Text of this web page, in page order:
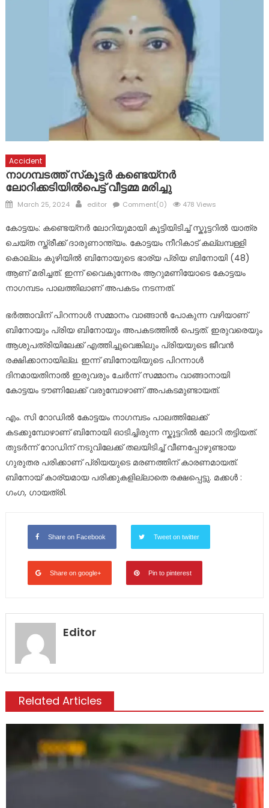
പ്രളയത്തിൽ നാശനഷ്ടങ്ങൾ നേരിട്ട വ്യാപാരികൾക്ക്
സാമ്പത്തിക സഹായ പാക്കേജ് സർക്കാർ തയ്യാറാക്കണം:
സി.പി. അബ്ദുലത്തീഫ്
കോട്ടയം ജില്ലയിലെ വിദ്യാഭ്യാസ സ്ഥാപനങ്ങൾക്ക് നാളെ
Accident
നാഗമ്പടത്ത് സ്‌കൂട്ടർ കണ്ടെയ്നർ
ലോറിക്കടിയില്‍പെട്ട് വീട്ടമ്മ മരിച്ചു
Posted
March 25, 2024 Author
editor Comment(0) 478 Views
കോട്ടയം: കണ്ടെയ്നർ ലോറിയുമായി കൂട്ടിയിടിച്ച് സ്കൂട്ടറിൽ യാത്ര
ചെയ്ത സ്ത്രീക്ക് ദാരുണാന്ത്യം. കോട്ടയം നീറികാട് കല്ലമ്പള്ളി
കൊല്ലം കുഴിയിൽ ബിനോയുടെ ഭാര്യ പ്രിയ ബിനോയി (48)
ആണ് മരിച്ചത്. ഇന്ന് വൈകുന്നേരം ആറുമണിയോടെ കോട്ടയം
നാഗമ്പടം പാലത്തിലാണ് അപകടം നടന്നത്.
ഭർത്താവിന് പിറന്നാൾ സമ്മാനം വാങ്ങാൻ പോകുന്ന വഴിയാണ്
ബിനോയും പ്രിയ ബിനോയും അപകടത്തിൽ പെട്ടത്. ഇരുവരെയും
ആശുപത്രിയിലേക്ക് എത്തിച്ചുവെങ്കിലും പ്രിയയുടെ ജീവൻ
രക്ഷിക്കാനായില്ല. ഇന്ന് ബിനോയിയുടെ പിറന്നാൾ
ദിനമായതിനാൽ ഇരുവരും ചേർന്ന് സമ്മാനം വാങ്ങാനായി
കോട്ടയം ടൗണിലേക്ക് വരുമ്പോഴാണ് അപകടമുണ്ടായത്.
എം. സി റോഡിൽ കോട്ടയം നാഗമ്പടം പാലത്തിലേക്ക്
കടക്കുമ്പോഴാണ് ബിനോയി ഓടിച്ചിരുന്ന സ്കൂട്ടറിൽ ലോറി തട്ടിയത്.
തുടർന്ന് റോഡിന് നടുവിലേക്ക് തലയിടിച്ച് വീണപ്പോഴുണ്ടായ
ഗുരുതര പരിക്കാണ് പ്രിയയുടെ മരണത്തിന് കാരണമായത്.
ബിനോയ് കാര്യമായ പരിക്കുകളില്ലാതെ രക്ഷപ്പെട്ടു. മക്കൾ :
ഗംഗ, ഗായത്രി.
Share on Facebook Tweet on twitter
Share on google+ Pin to pinterest
Editor
Related Articles